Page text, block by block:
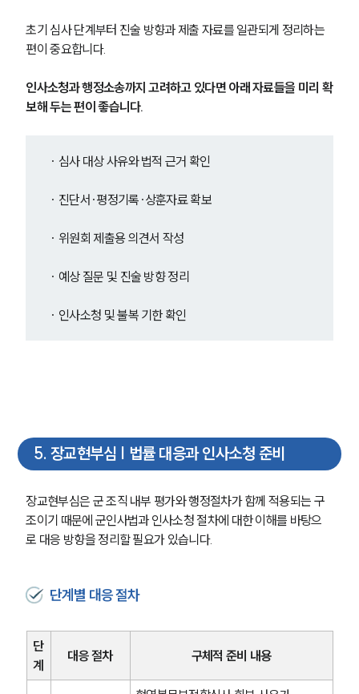
대륜의 강점
오시는 길
업무사례
주요 업무사례
사례분석/최신동향
법률정보
법률지식인
고객후기
초기 심사 단계부터 진술 방향과 제출 자료를 일관되게 정리하는
편이 중요합니다.
인사소청과 행정소송까지 고려하고 있다면 아래 자료들을 미리 확
보해 두는 편이 좋습니다.
· 심사 대상 사유와 법적 근거 확인
· 진단서·평정기록·상훈자료 확보
· 위원회 제출용 의견서 작성
· 예상 질문 및 진술 방향 정리
· 인사소청 및 불복 기한 확인
5. 장교현부심 | 법률 대응과 인사소청 준비
장교현부심은 군 조직 내부 평가와 행정절차가 함께 적용되는 구
조이기 때문에 군인사법과 인사소청 절차에 대한 이해를 바탕으
로 대응 방향을 정리할 필요가 있습니다.
단계별 대응 절차
단
계
대응 절차 구체적 준비 내용